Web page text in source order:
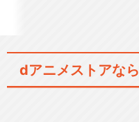
dアニメストアなら